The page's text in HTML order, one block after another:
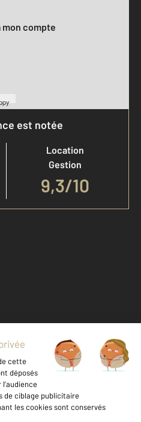
mon compte
est notée
Location
Gestion
9,3/10